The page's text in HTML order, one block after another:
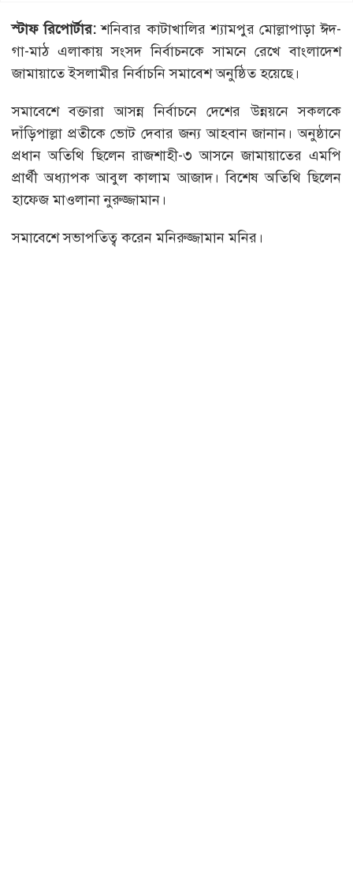
স্টাফ রিপোর্টার: শনিবার কাটাখালির শ্যামপুর মোল্লাপাড়া ঈদ-
গা-মাঠ এলাকায় সংসদ নির্বাচনকে সামনে রেখে বাংলাদেশ
জামায়াতে ইসলামীর নির্বাচনি সমাবেশ অনুষ্ঠিত হয়েছে।
সমাবেশে বক্তারা আসন্ন নির্বাচনে দেশের উন্নয়নে সকলকে
দাঁড়িপাল্লা প্রতীকে ভোট দেবার জন্য আহবান জানান। অনুষ্ঠানে
প্রধান অতিথি ছিলেন রাজশাহী-৩ আসনে জামায়াতের এমপি
প্রার্থী অধ্যাপক আবুল কালাম আজাদ। বিশেষ অতিথি ছিলেন
হাফেজ মাওলানা নুরুজ্জামান।
সমাবেশে সভাপতিত্ব করেন মনিরুজ্জামান মনির।